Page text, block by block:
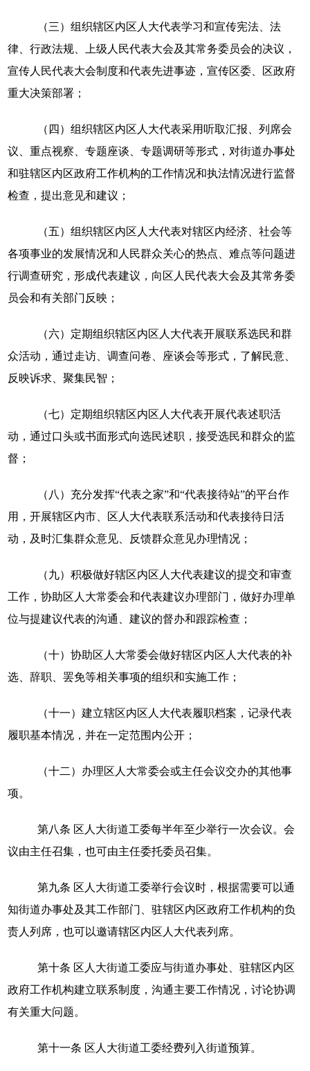
（三）组织辖区内区人大代表学习和宣传宪法、法
律、行政法规、上级人民代表大会及其常务委员会的决议，
宣传人民代表大会制度和代表先进事迹，宣传区委、区政府
重大决策部署；
（四）组织辖区内区人大代表采用听取汇报、列席会
议、重点视察、专题座谈、专题调研等形式，对街道办事处
和驻辖区内区政府工作机构的工作情况和执法情况进行监督
检查，提出意见和建议；
（五）组织辖区内区人大代表对辖区内经济、社会等
各项事业的发展情况和人民群众关心的热点、难点等问题进
行调查研究，形成代表建议，向区人民代表大会及其常务委
员会和有关部门反映；
（六）定期组织辖区内区人大代表开展联系选民和群
众活动，通过走访、调查问卷、座谈会等形式，了解民意、
反映诉求、聚集民智；
（七）定期组织辖区内区人大代表开展代表述职活
动，通过口头或书面形式向选民述职，接受选民和群众的监
督；
（八）充分发挥“代表之家”和“代表接待站”的平台作
用，开展辖区内市、区人大代表联系活动和代表接待日活
动，及时汇集群众意见、反馈群众意见办理情况；
（九）积极做好辖区内区人大代表建议的提交和审查
工作，协助区人大常委会和代表建议办理部门，做好办理单
位与提建议代表的沟通、建议的督办和跟踪检查；
（十）协助区人大常委会做好辖区内区人大代表的补
选、辞职、罢免等相关事项的组织和实施工作；
（十一）建立辖区内区人大代表履职档案，记录代表
履职基本情况，并在一定范围内公开；
（十二）办理区人大常委会或主任会议交办的其他事
项。
第八条 区人大街道工委每半年至少举行一次会议。会
议由主任召集，也可由主任委托委员召集。
第九条 区人大街道工委举行会议时，根据需要可以通
知街道办事处及其工作部门、驻辖区内区政府工作机构的负
责人列席，也可以邀请辖区内区人大代表列席。
第十条 区人大街道工委应与街道办事处、驻辖区内区
政府工作机构建立联系制度，沟通主要工作情况，讨论协调
有关重大问题。
第十一条 区人大街道工委经费列入街道预算。